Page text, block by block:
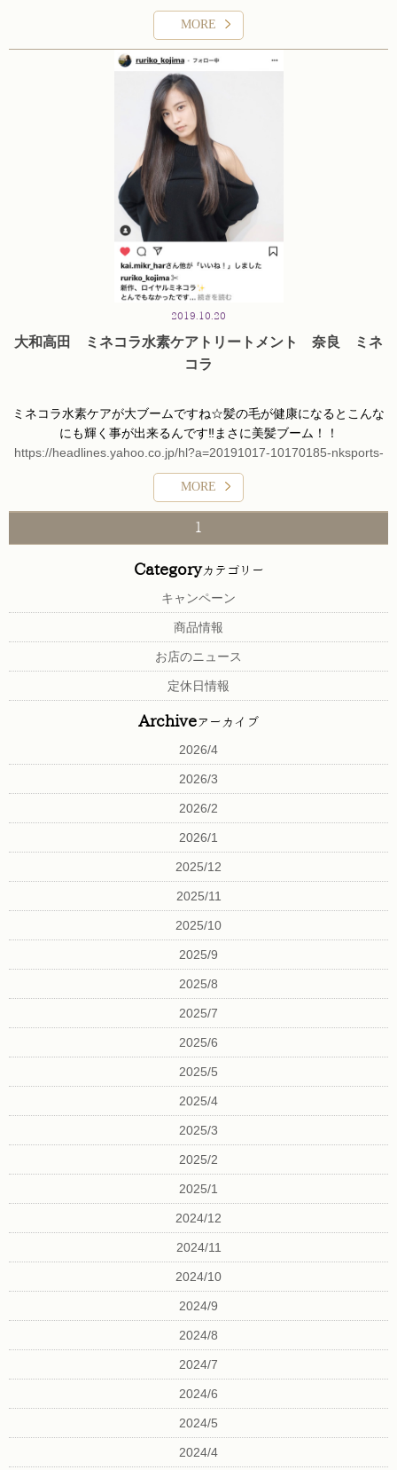
ブログ久しぶりすぎてすいません(>_<)
MORE
2019.10.20
大和高田 ミネコラ水素ケアトリートメント 奈良 ミネ
コラ
ミネコラ水素ケアが大ブームですね☆髪の毛が健康になるとこんな
にも輝く事が出来るんです‼️まさに美髪ブーム！！
https://headlines.yahoo.co.jp/hl?a=20191017-10170185-nksports-
ent
髪の水分をしっかり補給できるゆういつ無二の、
ニュー！か少し高い値段ですがその価値はあります‼️
B3rk_hins4i/?igshid=
芸能人の方や、女優さん、タレントさん モデルさんも今や、ミネ
髪の毛の水分量を上げることで髪本来の美しさが手に入ります！！1
回（1時間）で結果だせる画期的なケアメニューです！！
ぜひ一度、感動を、体験くださいませ(*^-^*)
#ミネコラ でインスタで検索
¥14300→¥12100！！
MORE
1
Categoryカテゴリー
キャンペーン
商品情報
お店のニュース
定休日情報
Archiveアーカイブ
2026/4
2026/3
2026/2
2026/1
2025/12
2025/11
2025/10
2025/9
2025/8
2025/7
2025/6
2025/5
2025/4
2025/3
2025/2
2025/1
2024/12
2024/11
2024/10
2024/9
2024/8
2024/7
2024/6
2024/5
2024/4